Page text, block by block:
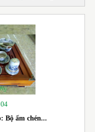
Bộ ấm chén...